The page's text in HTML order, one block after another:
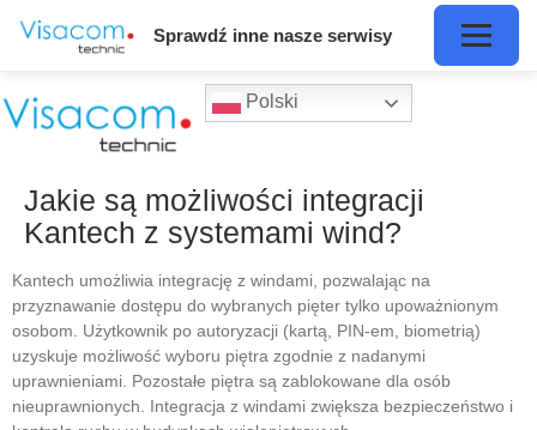
Polski
Jakie są możliwości integracji
Kantech z systemami wind?
Kantech umożliwia integrację z windami, pozwalając na
przyznawanie dostępu do wybranych pięter tylko upoważnionym
osobom. Użytkownik po autoryzacji (kartą, PIN-em, biometrią)
uzyskuje możliwość wyboru piętra zgodnie z nadanymi
uprawnieniami. Pozostałe piętra są zablokowane dla osób
nieuprawnionych. Integracja z windami zwiększa bezpieczeństwo i
Sprawdź inne nasze serwisy